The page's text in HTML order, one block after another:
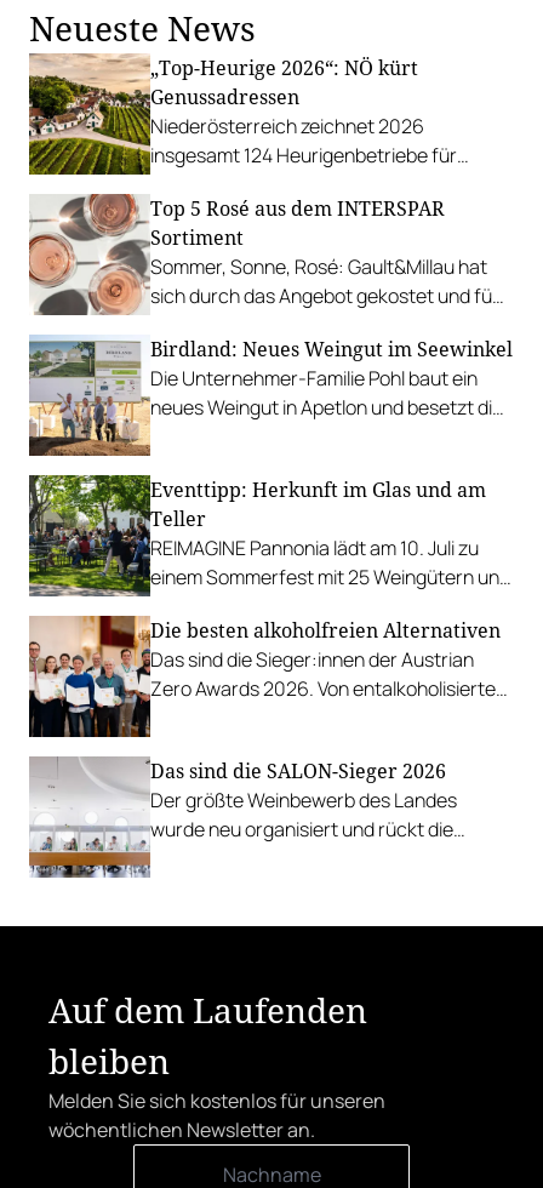
Neueste News
„Top-Heurige 2026“: NÖ kürt
Genussadressen
Niederösterreich zeichnet 2026
insgesamt 124 Heurigenbetriebe für
Top 5 Rosé aus dem INTERSPAR
Sortiment
Sommer, Sonne, Rosé: Gault&Millau hat
sich durch das Angebot gekostet und fünf
Birdland: Neues Weingut im Seewinkel
Die Unternehmer-Familie Pohl baut ein
neues Weingut in Apetlon und besetzt die
Eventtipp: Herkunft im Glas und am
Teller
REIMAGINE Pannonia lädt am 10. Juli zu
einem Sommerfest mit 25 Weingütern und
Esterhazy.
Die besten alkoholfreien Alternativen
Das sind die Sieger:innen der Austrian
Zero Awards 2026. Von entalkoholisierten
Das sind die SALON-Sieger 2026
Der größte Weinbewerb des Landes
wurde neu organisiert und rückt die
Auf dem Laufenden
bleiben
Melden Sie sich kostenlos für unseren
wöchentlichen Newsletter an.